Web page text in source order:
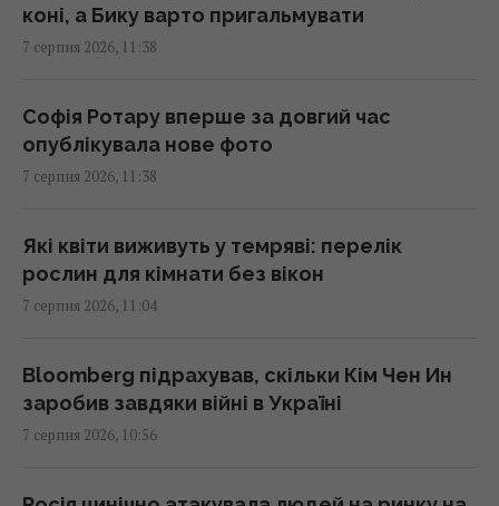
Facebook, дрон і самокат у XVII столітті:
козака Виговського", які випередили час
11:24 п'ятниця, 07 серпня 2026
багажу: шість практичних порад
11:20 п'ятниця, 07 серпня 2026
мапу зі 150 військовими обʼєктам в Білорусі
11:16 п'ятниця, 07 серпня 2026
собак у мене немає: ось як використовую у
коні, а Бику варто пригальмувати
7 серпня 2026, 11:38
Софія Ротару вперше за довгий час
опублікувала нове фото
7 серпня 2026, 11:38
Які квіти виживуть у темряві: перелік
рослин для кімнати без вікон
7 серпня 2026, 11:04
Bloomberg підрахував, скільки Кім Чен Ин
заробив завдяки війні в Україні
7 серпня 2026, 10:56